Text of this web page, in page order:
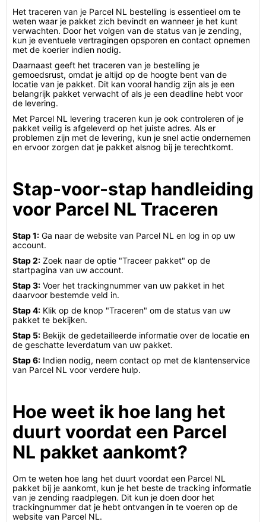
Het traceren van je Parcel NL bestelling is essentieel om te
weten waar je pakket zich bevindt en wanneer je het kunt
verwachten. Door het volgen van de status van je zending,
kun je eventuele vertragingen opsporen en contact opnemen
met de koerier indien nodig.
Daarnaast geeft het traceren van je bestelling je
gemoedsrust, omdat je altijd op de hoogte bent van de
locatie van je pakket. Dit kan vooral handig zijn als je een
belangrijk pakket verwacht of als je een deadline hebt voor
de levering.
Met Parcel NL levering traceren kun je ook controleren of je
pakket veilig is afgeleverd op het juiste adres. Als er
problemen zijn met de levering, kun je snel actie ondernemen
en ervoor zorgen dat je pakket alsnog bij je terechtkomt.
Stap-voor-stap handleiding
voor Parcel NL Traceren
Stap 1: Ga naar de website van Parcel NL en log in op uw
account.
Stap 2: Zoek naar de optie "Traceer pakket" op de
startpagina van uw account.
Stap 3: Voer het trackingnummer van uw pakket in het
daarvoor bestemde veld in.
Stap 4: Klik op de knop "Traceren" om de status van uw
pakket te bekijken.
Stap 5: Bekijk de gedetailleerde informatie over de locatie en
de geschatte leverdatum van uw pakket.
Stap 6: Indien nodig, neem contact op met de klantenservice
van Parcel NL voor verdere hulp.
Hoe weet ik hoe lang het
duurt voordat een Parcel
NL pakket aankomt?
Om te weten hoe lang het duurt voordat een Parcel NL
pakket bij je aankomt, kun je het beste de tracking informatie
van je zending raadplegen. Dit kun je doen door het
trackingnummer dat je hebt ontvangen in te voeren op de
website van Parcel NL.